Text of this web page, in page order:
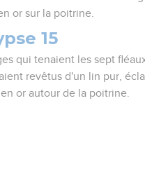
or sur la poitrine.
15
qui tenaient les sept
revêtus d'un lin pur,
or autour de la poitrine.